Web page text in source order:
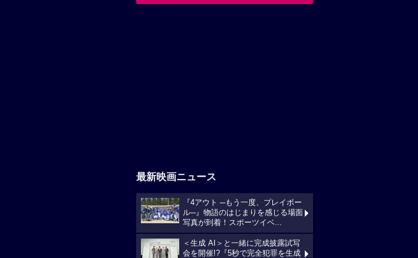
最新映画ニュース
『4アウト ─もう一度、プレイボー
ル─』物語のはじまりを感じる場面
写真が到着！スポーツイベ...
＜生成 AI＞と一緒に完成披露試写
会を開催!?『5秒で完全犯罪を生成